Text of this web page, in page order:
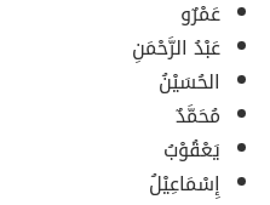
عَمْرٌو
عَبْدُ الرَّحْمَنِ
الحُسَيْنُ
مُحَمَّدٌ
يَعْقُوْبُ
إِسْمَاعِيْلُ